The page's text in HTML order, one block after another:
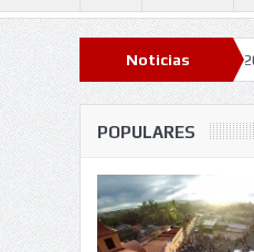
Noticias
Feria de la Candelaria 2016
POPULARES